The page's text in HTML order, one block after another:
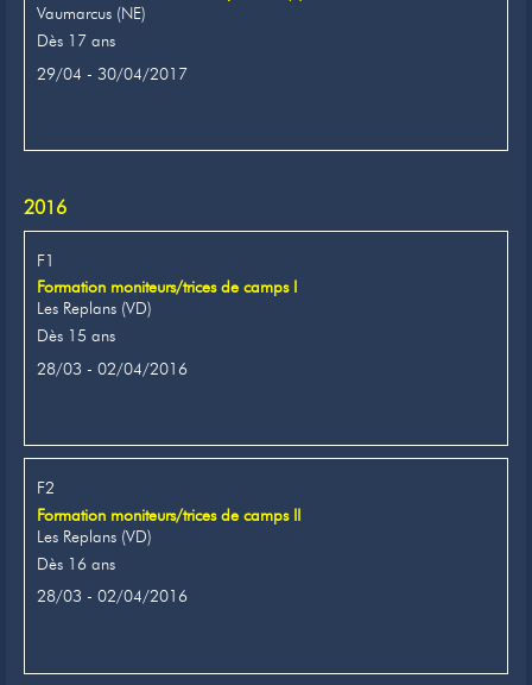
Vaumarcus (NE)
Dès 17 ans
29/04 - 30/04/2017
2016
F1
Formation moniteurs/trices de camps I
Les Replans (VD)
Dès 15 ans
28/03 - 02/04/2016
F2
Formation moniteurs/trices de camps II
Les Replans (VD)
Dès 16 ans
28/03 - 02/04/2016